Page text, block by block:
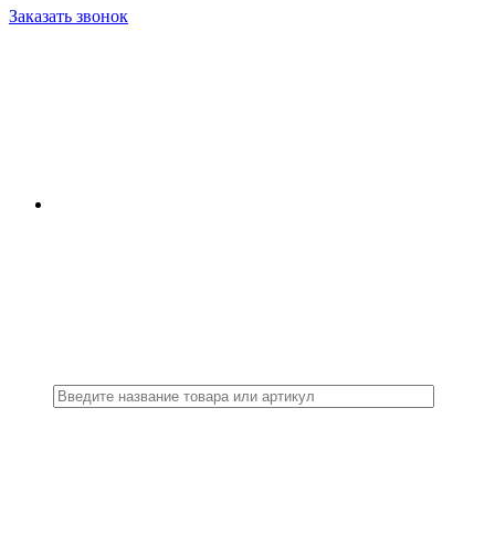
Заказать звонок